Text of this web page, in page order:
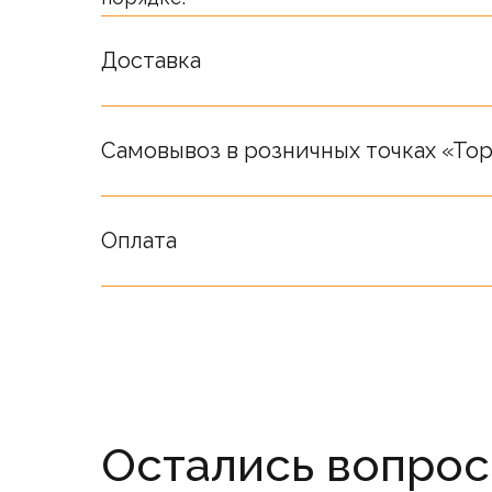
Окончательная стоимость
Доставка
Самовывоз в розничных точках
Оплата
Остались